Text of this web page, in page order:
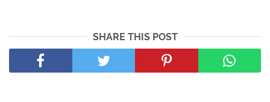
SHARE THIS POST